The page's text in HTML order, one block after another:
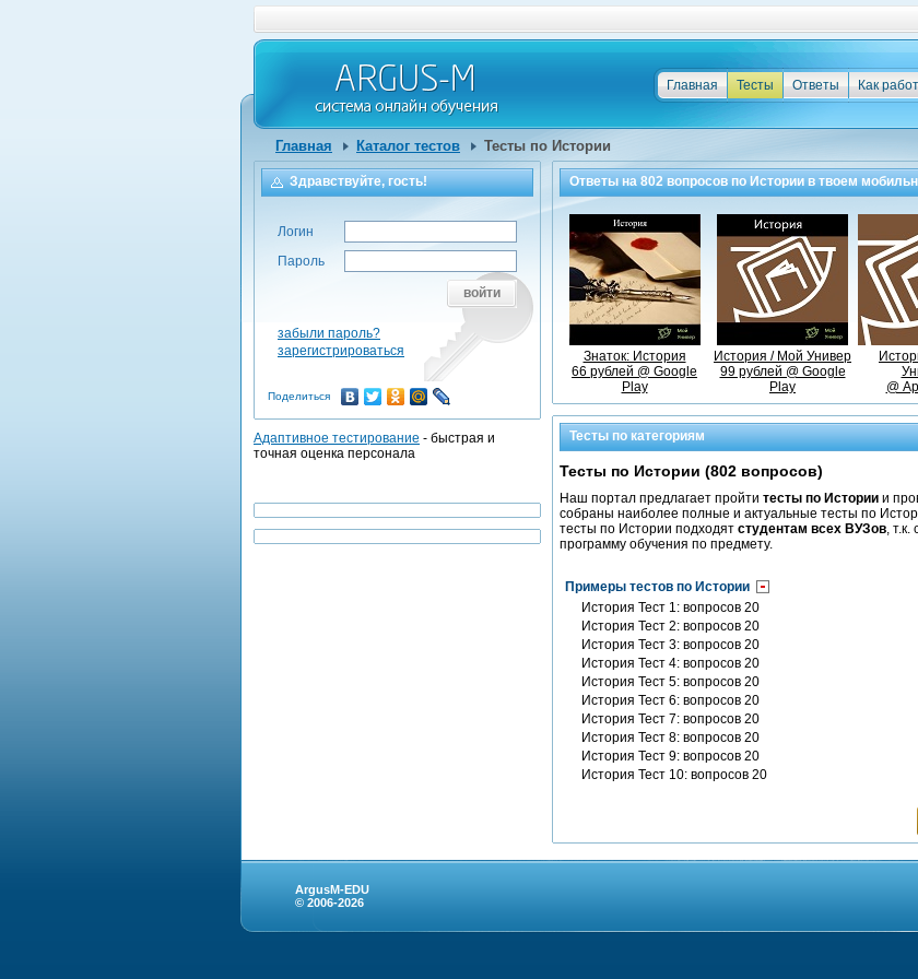
Как
Ответы
Тесты
Главная
Главная Каталог тестов Тесты по Истории
Ответы на802вопросов поИсториив твоем
Знаток: История
66 рублей @ Google
Play
История / Мой Универ
99 рублей @ Google
Play
@
Тесты по категориям
Тесты по Истории (802 вопросов)
Наш портал предлагает пройти тесты по Истории и
собраны наиболее полные и актуальные тесты по
тесты по Истории подходят студентам всех ВУЗов,
программу обучения по предмету.
Примеры тестов по Истории
История Тест 1: вопросов 20
История Тест 2: вопросов 20
История Тест 3: вопросов 20
История Тест 4: вопросов 20
История Тест 5: вопросов 20
История Тест 6: вопросов 20
История Тест 7: вопросов 20
История Тест 8: вопросов 20
История Тест 9: вопросов 20
История Тест 10: вопросов 20
Здравствуйте, гость!
Логин
Пароль
войти
забыли пароль?
зарегистрироваться
Поделиться
Адаптивное тестирование - быстрая и
точная оценка персонала
ArgusM-EDU
© 2006-2026